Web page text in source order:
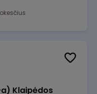
Klaipėdos